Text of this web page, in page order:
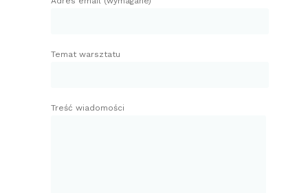
Temat warsztatu
Treść wiadomości